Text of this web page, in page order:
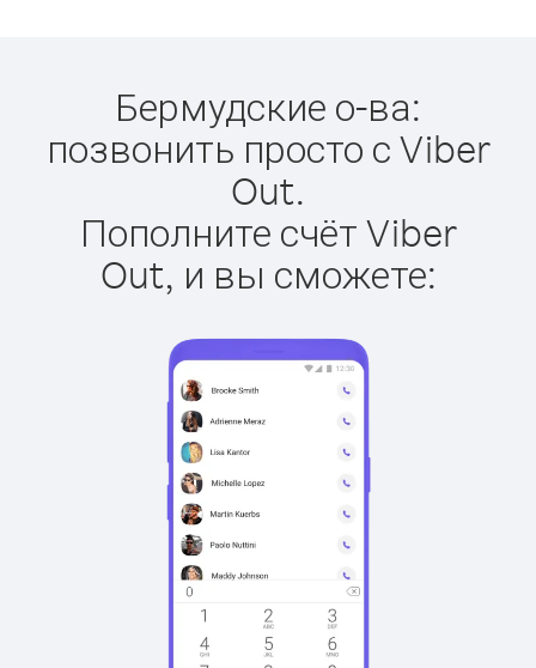
Бермудские о-ва:
позвонить просто с Viber
Out.
Пополните счёт Viber
Out, и вы сможете: